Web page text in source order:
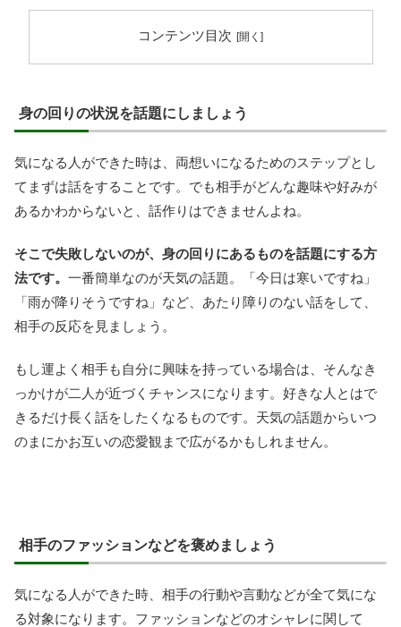
コンテンツ目次
身の回りの状況を話題にしましょう
気になる人ができた時は、両想いになるためのステップとし
てまずは話をすることです。でも相手がどんな趣味や好みが
あるかわからないと、話作りはできませんよね。
そこで失敗しないのが、身の回りにあるものを話題にする方
法です。 一番簡単なのが天気の話題。「今日は寒いですね」
「雨が降りそうですね」など、あたり障りのない話をして、
相手の反応を見ましょう。
もし運よく相手も自分に興味を持っている場合は、そんなき
っかけが二人が近づくチャンスになります。好きな人とはで
きるだけ長く話をしたくなるものです。天気の話題からいつ
のまにかお互いの恋愛観まで広がるかもしれません。
相手のファッションなどを褒めましょう
気になる人ができた時、相手の行動や言動などが全て気にな
る対象になります。ファッションなどのオシャレに関して